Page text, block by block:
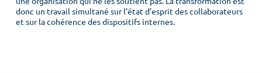
donc un travail simultané sur l’état d’esprit des collaborateurs
et sur la cohérence des dispositifs internes.